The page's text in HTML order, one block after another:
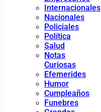
Internacionales
Nacionales
Policiales
Política
Salud
Notas
Curiosas
Efemerides
Humor
Cumpleaños
Funebres